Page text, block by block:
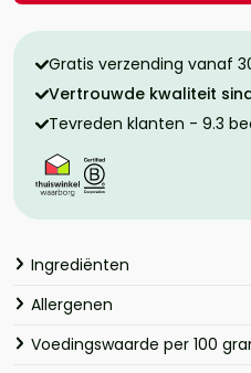
Gratis verzending vanaf
Vertrouwde kwaliteit
Tevreden klanten - 9.3
Ingrediënten
Allergenen
Voedingswaarde per 100